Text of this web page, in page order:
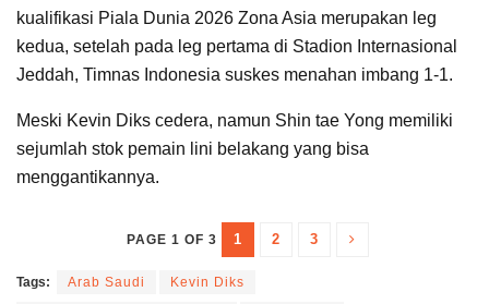
kualifikasi Piala Dunia 2026 Zona Asia merupakan leg
kedua, setelah pada leg pertama di Stadion Internasional
Jeddah, Timnas Indonesia suskes menahan imbang 1-1.
Meski Kevin Diks cedera, namun Shin tae Yong memiliki
sejumlah stok pemain lini belakang yang bisa
menggantikannya.
PAGE 1 OF 3 1 2 3
Tags: Arab Saudi Kevin Diks